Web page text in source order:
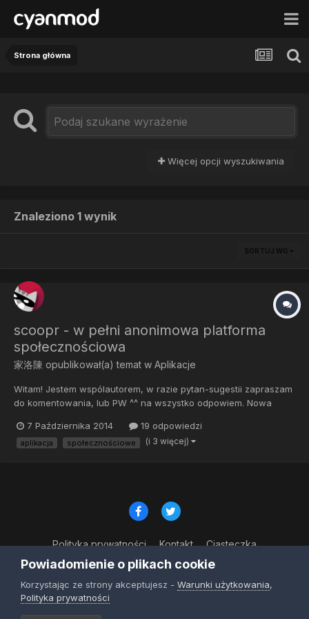
Strona główna
Więcej opcji wyszukiwania
Znaleziono 1 wynik
SORTUJ WG
scoopr - w pełni anonimowa platforma
społecznościowa
家洛陳 opublikował(a) temat w Aplikacje
Witam! Jestem wspólautorem, w razie pytan-sugestii zapraszam
do komentowania, lub PW ^^ na wszystko odpowiem. Nowa
spolecznosciowych. To co wyroznia aplikacje, to pelna
anonimowosc. Chce zeby kazdy mógl wypowiadac sie
7 Października 2014 19 odpowiedzi
aplikacja społecznościowe (i 3 więcej)
Polityka prywatności Kontakt Ciasteczka
© Copyright 2023
Powered by Invision Community
Powiadomienie o plikach cookie
Korzystając ze strony akceptujesz - Warunki użytkowania,
Polityka prywatności